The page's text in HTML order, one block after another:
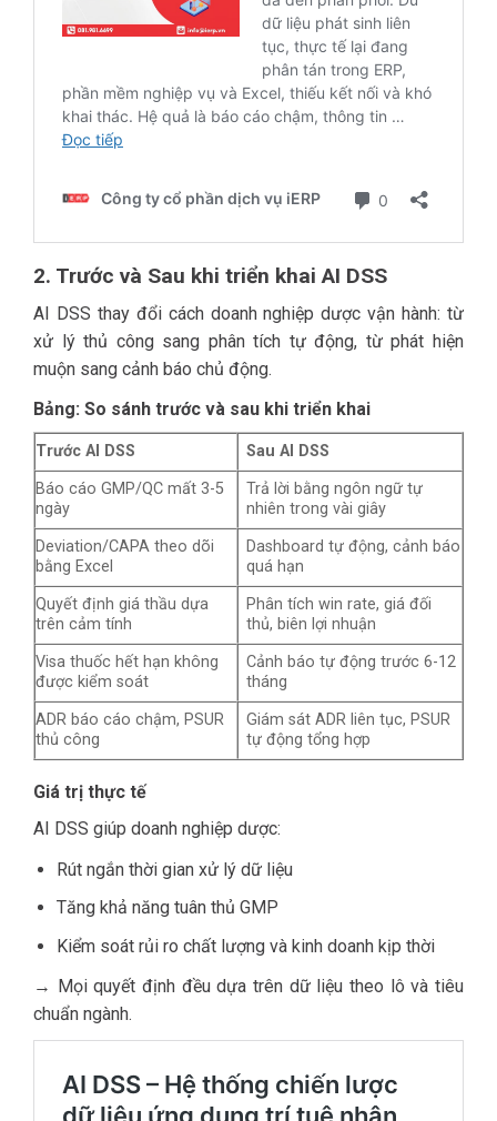
2. Trước và Sau khi triển khai AI DSS
AI DSS thay đổi cách doanh nghiệp dược vận hành: từ
xử lý thủ công sang phân tích tự động, từ phát hiện
muộn sang cảnh báo chủ động.
Bảng: So sánh trước và sau khi triển khai
Trước AI DSS
Sau AI DSS
Báo cáo GMP/QC mất 3-5
ngày
Trả lời bằng ngôn ngữ tự
nhiên trong vài giây
Deviation/CAPA theo dõi
bằng Excel
Dashboard tự động, cảnh báo
quá hạn
Quyết định giá thầu dựa
trên cảm tính
Phân tích win rate, giá đối
thủ, biên lợi nhuận
Visa thuốc hết hạn không
được kiểm soát
Cảnh báo tự động trước 6-12
tháng
ADR báo cáo chậm, PSUR
thủ công
Giám sát ADR liên tục, PSUR
tự động tổng hợp
Giá trị thực tế
AI DSS giúp doanh nghiệp dược:
Rút ngắn thời gian xử lý dữ liệu
Tăng khả năng tuân thủ GMP
Kiểm soát rủi ro chất lượng và kinh doanh kịp thời
→ Mọi quyết định đều dựa trên dữ liệu theo lô và tiêu
chuẩn ngành.